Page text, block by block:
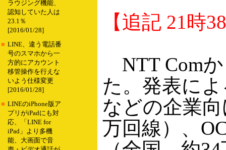
ラウジング機能、
認知していた人は
23.1％
[2016/01/28]
■ LINE、違う電話番
号のスマホから一
方的にアカウント
移管操作を行えな
いよう仕様変更
[2016/01/28]
■ LINEのiPhone版ア
プリがiPadにも対
応、「LINE for
iPad」より多機
能、大画面で音
【追記 21時
NTT Comか
た。発表に
などの企業
万回線）、